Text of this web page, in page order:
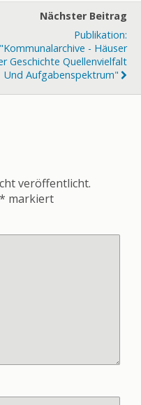
Nächster Beitrag
Publikation:
"Kommunalarchive - Häuser
Geschichte Quellenvielfalt
Und Aufgabenspektrum"
veröffentlicht.
* markiert